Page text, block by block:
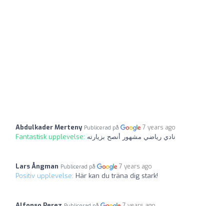
Abdulkader Merteny Publicerad på 7 years ago
Fantastisk upplevelse: نادي رياضي مشهور أنصح بزيارته
Lars Ångman Publicerad på 7 years ago
Positiv upplevelse: Här kan du träna dig stark!